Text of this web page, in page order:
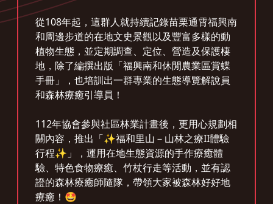
從108年起，這群人就持續記錄苗栗通霄福興南
和周邊步道的在地文史景觀以及豐富多樣的動
植物生態，並定期調查、定位、營造及保護棲
地，除了編撰出版「福興南和休閒農業區賞蝶
手冊」，也培訓出一群專業的生態導覽解說員
和森林療癒引導員！
112年協會參與社區林業計畫後，更用心規劃相
關內容，推出「✨福和里山－山林之療II體驗
行程✨」，運用在地生態資源的手作療癒體
驗、特色食物療癒、竹杖行走等活動，並有認
證的森林療癒師隨隊，帶領大家被森林好好地
療癒！🤩